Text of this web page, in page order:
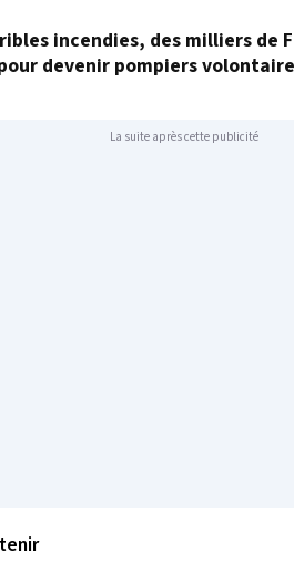
incendies, des milliers de
devenir pompiers
La suite après cette publicité